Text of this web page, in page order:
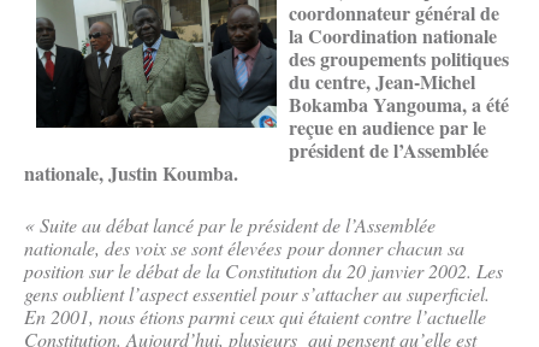
coordonnateur général de
la Coordination nationale
des groupements politiques
du centre, Jean-Michel
Bokamba Yangouma, a été
reçue en audience par le
président de l’Assemblée
nationale, Justin Koumba.
« Suite au débat lancé par le président de l’Assemblée
nationale, des voix se sont élevées pour donner chacun sa
position sur le débat de la Constitution du 20 janvier 2002. Les
gens oublient l’aspect essentiel pour s’attacher au superficiel.
En 2001, nous étions parmi ceux qui étaient contre l’actuelle
Constitution. Aujourd’hui, plusieurs qui pensent qu’elle est